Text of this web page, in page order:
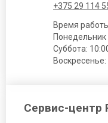
+375 29 114
Время
Понедельник
Суббота:
Сервис-центр